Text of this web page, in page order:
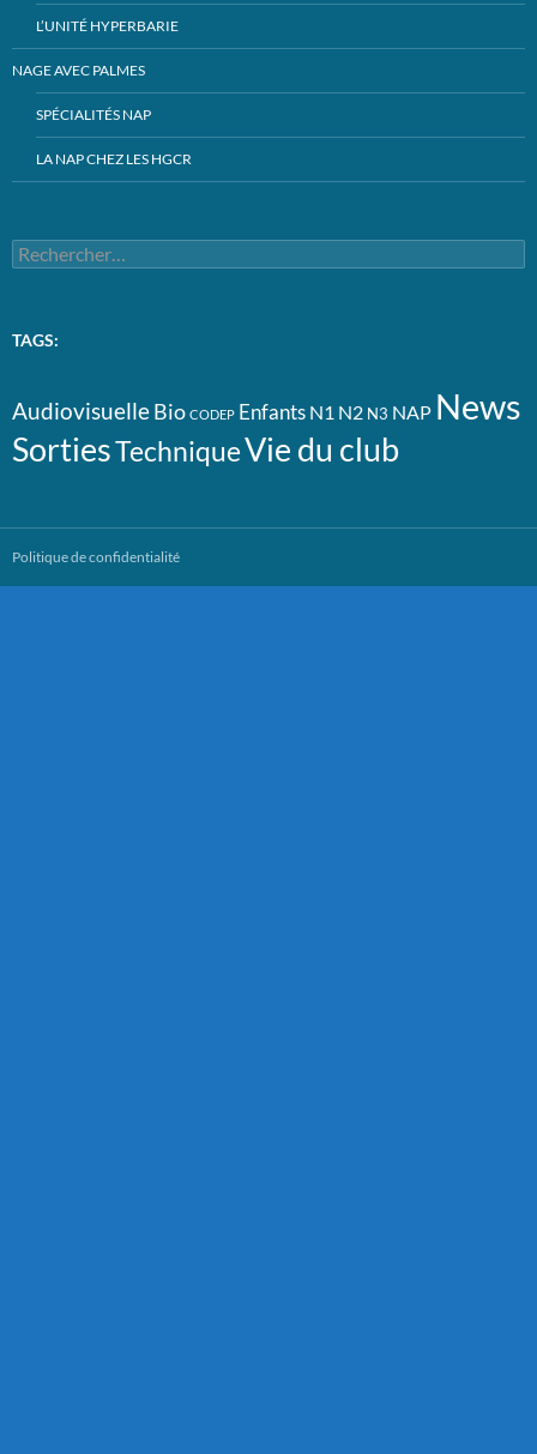
L’UNITÉ HYPERBARIE
NAGE AVEC PALMES
SPÉCIALITÉS NAP
LA NAP CHEZ LES HGCR
Rechercher :
TAGS:
AudiovisuelleBio CODEP Enfants N1 N2 N3 NAP News
SortiesTechniqueVie du club
Politique de confidentialité